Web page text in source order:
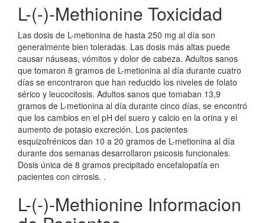
L-(-)-Methionine Toxicidad
Las dosis de L-metionina de hasta 250 mg al día son
generalmente bien toleradas. Las dosis más altas puede
causar náuseas, vómitos y dolor de cabeza. Adultos sanos
que tomaron 8 gramos de L-metionina al día durante cuatro
días se encontraron que han reducido los niveles de folato
sérico y leucocitosis. Adultos sanos que tomaban 13,9
gramos de L-metionina al día durante cinco días, se encontró
que los cambios en el pH del suero y calcio en la orina y el
aumento de potasio excreción. Los pacientes
esquizofrénicos dan 10 a 20 gramos de L-metionina al día
durante dos semanas desarrollaron psicosis funcionales.
Dosis única de 8 gramos precipitado encefalopatía en
pacientes con cirrosis. .
L-(-)-Methionine Informacion